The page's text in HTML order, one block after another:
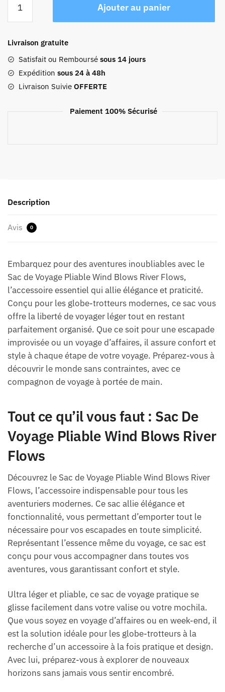
Sac
Voyage
Pliable
Wind
Blows
Ajouter au panier
Livraison gratuite
Satisfait ou Remboursé sous 14 jours
Expédition sous 24 à 48h
Livraison Suivie OFFERTE
Paiement 100% Sécurisé
Description
Avis 0
Embarquez pour des aventures inoubliables avec le
Sac de Voyage Pliable Wind Blows River Flows,
l’accessoire essentiel qui allie élégance et praticité.
Conçu pour les globe-trotteurs modernes, ce sac vous
offre la liberté de voyager léger tout en restant
parfaitement organisé. Que ce soit pour une escapade
improvisée ou un voyage d’affaires, il assure confort et
style à chaque étape de votre voyage. Préparez-vous à
découvrir le monde sans contraintes, avec ce
compagnon de voyage à portée de main.
Tout ce qu’il vous faut : Sac De
Voyage Pliable Wind Blows River
Flows
Découvrez le Sac de Voyage Pliable Wind Blows River
Flows, l’accessoire indispensable pour tous les
aventuriers modernes. Ce sac allie élégance et
fonctionnalité, vous permettant d’emporter tout le
nécessaire pour vos escapades en toute simplicité.
Représentant l’essence même du voyage, ce sac est
conçu pour vous accompagner dans toutes vos
aventures, vous garantissant confort et style.
Ultra léger et pliable, ce sac de voyage pratique se
glisse facilement dans votre valise ou votre mochila.
Que vous soyez en voyage d’affaires ou en week-end, il
est la solution idéale pour les globe-trotteurs à la
recherche d’un accessoire à la fois pratique et design.
Avec lui, préparez-vous à explorer de nouveaux
horizons sans jamais vous sentir encombré.